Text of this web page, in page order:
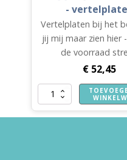
-
Vertelplaten bij het
jij mij maar zien hier
de voorraad
€ 52,45
jij
mij